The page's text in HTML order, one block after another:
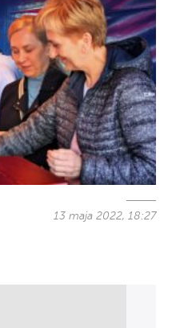
13 maja 2022, 18:27